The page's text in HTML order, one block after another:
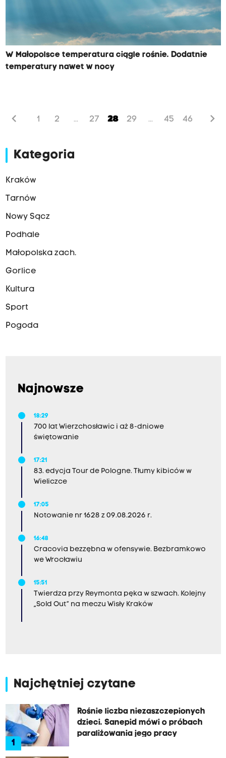
W Małopolsce temperatura ciągle rośnie. Dodatnie
temperatury nawet w nocy
chevron_left 1 2 ... 27 28 29 ... 45 46 chevron_right
Kategoria
Kraków
Tarnów
Nowy Sącz
Podhale
Małopolska zach.
Gorlice
Kultura
Sport
Pogoda
Najnowsze
18:29
700 lat Wierzchosławic i aż 8-dniowe
świętowanie
17:21
83. edycja Tour de Pologne. Tłumy kibiców w
Wieliczce
17:05
Notowanie nr 1628 z 09.08.2026 r.
16:48
Cracovia bezzębna w ofensywie. Bezbramkowo
we Wrocławiu
15:51
Twierdza przy Reymonta pęka w szwach. Kolejny
„Sold Out” na meczu Wisły Kraków
Najchętniej czytane
1
Rośnie liczba niezaszczepionych
dzieci. Sanepid mówi o próbach
paraliżowania jego pracy